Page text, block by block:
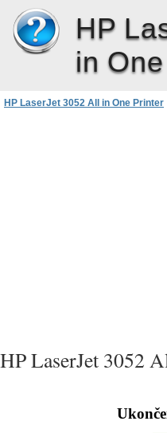
HP
in
HP LaserJet 3052 All in One Printer
HP LaserJet 3052